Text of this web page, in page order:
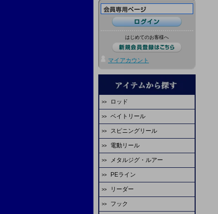
はじめてのお客様へ
マイアカウント
ロッド
エバーグリーン
ディープライナー
ビート
オーシャンフリーク
ジャッカル
ピュアテック
ベイトリール
ダイワ
シマノ
エバーグリーン
スタジオオーシャンマーク
マーフィックス
アリゲーター技研
スピニングリール
ダイワ
シマノ
アピア
アブガルシア
エイテック
電動リール
ダイワ
シマノ
ミヤエポック
tail walk
メタルジグ・ルアー
ディープライナー
シーフロアコントロール
FCラボ
PEライン
ファイヤーライン
シマノ
リーダー
YGKよつあみ
フック